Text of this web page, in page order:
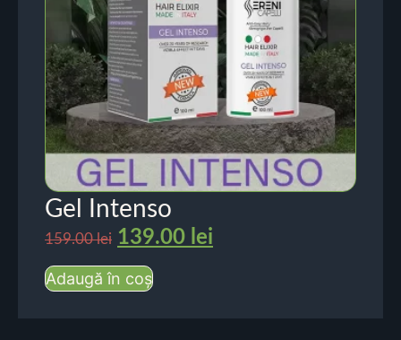
Gel Intenso
159.00lei 139.00 lei
Adaugă în coș